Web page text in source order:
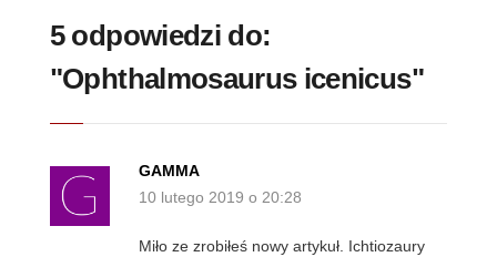
5 odpowiedzi do:
"Ophthalmosaurus icenicus"
GAMMA
10 lutego 2019 o 20:28
Miło ze zrobiłeś nowy artykuł. Ichtiozaury